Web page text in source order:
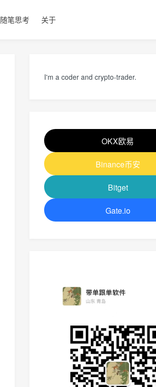
随笔思考 关于
I'm a coder and crypto-trader.
OKX欧易
Binance币安
Bitget
Gate.io